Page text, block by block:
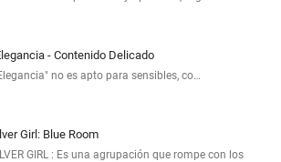
- Contenido Delicado
no es apto para sensibles, co…
Girl: Blue Room
GIRL : Es una agrupación que rompe con los